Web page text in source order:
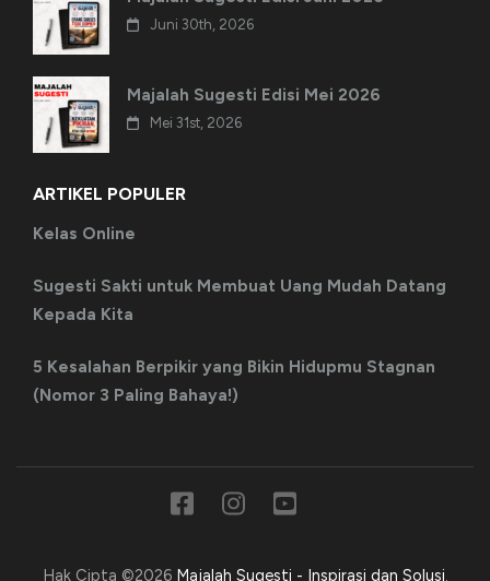
Juni 30th, 2026
Majalah Sugesti Edisi Mei 2026
Mei 31st, 2026
ARTIKEL POPULER
Kelas Online
Sugesti Sakti untuk Membuat Uang Mudah Datang
Kepada Kita
5 Kesalahan Berpikir yang Bikin Hidupmu Stagnan
(Nomor 3 Paling Bahaya!)
Hak Cipta ©2026 Majalah Sugesti - Inspirasi dan Solusi.